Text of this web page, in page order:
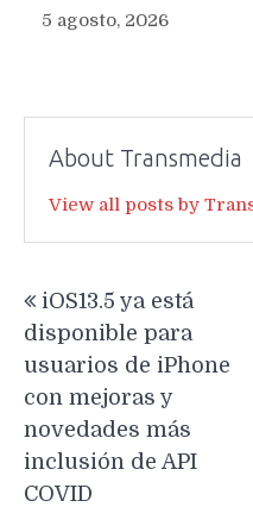
5 agosto, 2026
About Transmedia
View all posts by
de
entradas
iOS13.5 ya está
disponible para
usuarios de iPhone
con mejoras y
novedades más
inclusión de API
COVID